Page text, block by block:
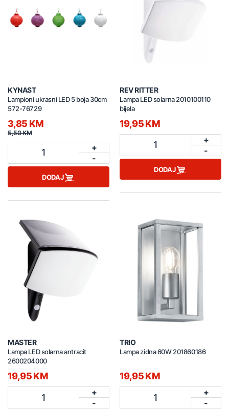
KYNAST
Lampioni ukrasni LED 5 boja 30cm
572-76729
3,85 KM
5,50 KM
1
+
-
DODAJ
REV RITTER
Lampa LED solarna 2010100110
bijela
19,95 KM
1
+
-
DODAJ
MASTER
Lampa LED solarna antracit
2600204000
19,95 KM
1
+
-
TRIO
Lampa zidna 60W 201860186
19,95 KM
1
+
-